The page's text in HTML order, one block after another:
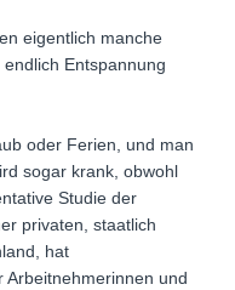
eigentlich manche
Entspannung
oder Ferien, und man
sogar krank, obwohl
Studie der
privaten, staatlich
hat
Arbeitnehmerinnen und